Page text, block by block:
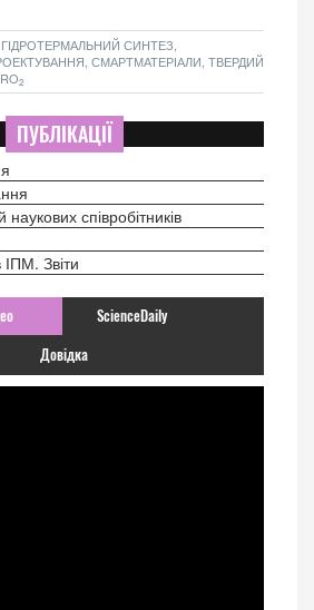
, ГІДРОТЕРМАЛЬНИЙ СИНТЕЗ,
СМАРТМАТЕРІАЛИ, ТВЕРДИЙ
2
ПУБЛІКАЦІЇ
наукових співробітників
Звіти
ScienceDaily
Довідка